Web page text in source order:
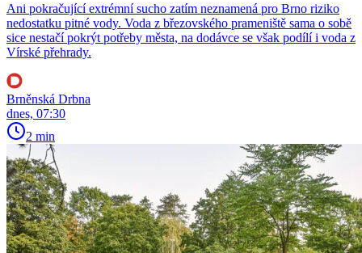
Ani pokračující extrémní sucho zatím neznamená pro Brno riziko
nedostatku pitné vody. Voda z březovského prameniště sama o sobě
sice nestačí pokrýt potřeby města, na dodávce se však podílí i voda z
Vírské přehrady.
Brněnská Drbna
dnes, 07:30
2 min